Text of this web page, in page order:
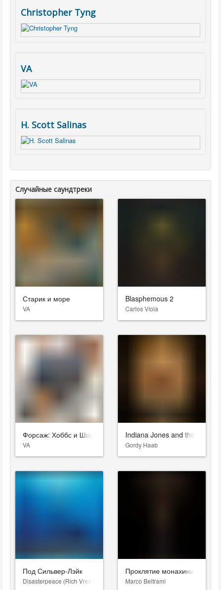
Christopher Tyng
VA
H. Scott Salinas
Случайные саундтреки
Старик и море
VA
Blasphemous 2
Carlos Viola
Форсаж: Хоббс и Шоу
VA
Indiana Jones and the Great
Gordy Haab
Под Сильвер-Лэйк
Disasterpeace (Rich Vreeland)
Проклятие монахини 2
Marco Beltrami